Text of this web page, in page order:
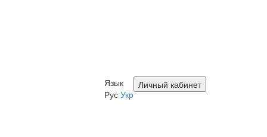
Личный кабинет
Язык
Рус Укр